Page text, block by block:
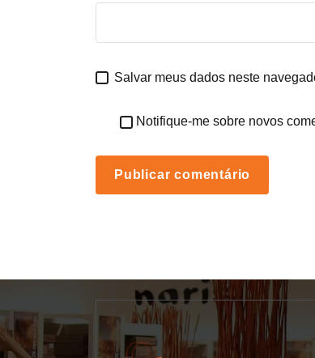
Salvar meus dados neste
Notifique-me sobre novos